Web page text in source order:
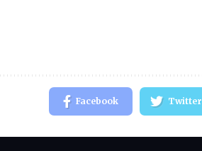
Facebook Twitter